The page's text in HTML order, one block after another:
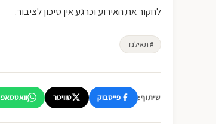
לחקור את האירוע וכרגע אין סיכון לציבור.
# תאילנד
שיתוף: פייסבוק טוויטר וואטסאפ